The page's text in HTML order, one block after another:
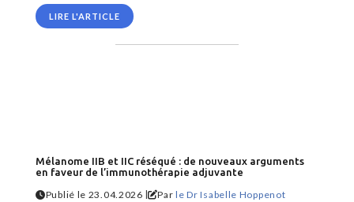
LIRE L'ARTICLE
Mélanome IIB et IIC réséqué : de nouveaux arguments
en faveur de l’immunothérapie adjuvante
Publié le 23.04.2026 | Parle Dr Isabelle Hoppenot